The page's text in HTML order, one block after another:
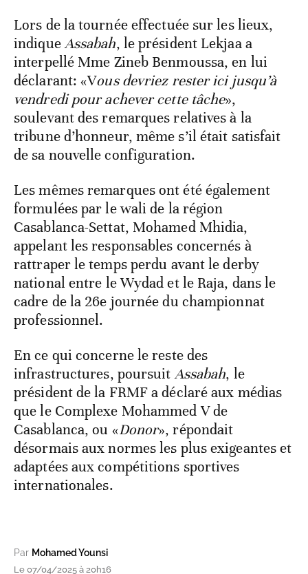
Lors de la tournée effectuée sur les lieux,
indiqueAssabah, le président Lekjaa a
interpellé Mme Zineb Benmoussa, en lui
déclarant: «Vous devriez rester ici jusqu’à
vendredi pour achever cette tâche»,
soulevant des remarques relatives à la
tribune d’honneur, même s’il était satisfait
de sa nouvelle configuration.
Les mêmes remarques ont été également
formulées par le wali de la région
Casablanca-Settat, Mohamed Mhidia,
appelant les responsables concernés à
rattraper le temps perdu avant le derby
national entre le Wydad et le Raja, dans le
cadre de la 26e journée du championnat
professionnel.
En ce qui concerne le reste des
infrastructures, poursuitAssabah, le
président de la FRMF a déclaré aux médias
que le Complexe Mohammed V de
Casablanca, ou «Donor», répondait
désormais aux normes les plus exigeantes et
adaptées aux compétitions sportives
internationales.
Par Mohamed Younsi
Le 07/04/2025 à 20h16